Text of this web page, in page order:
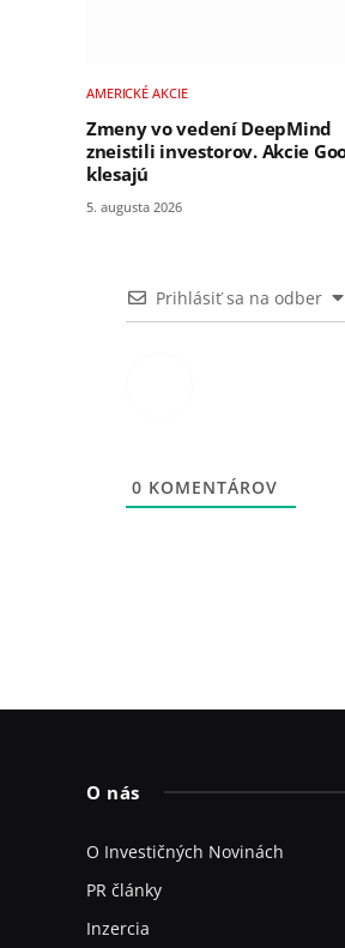
AMERICKÉ AKCIE
Zmeny vo vedení DeepMind
zneistili investorov. Akcie
klesajú
5. augusta 2026
Prihlásiť sa na odber
0 KOMENTÁROV
O nás
O Investičných Novinách
PR články
Inzercia